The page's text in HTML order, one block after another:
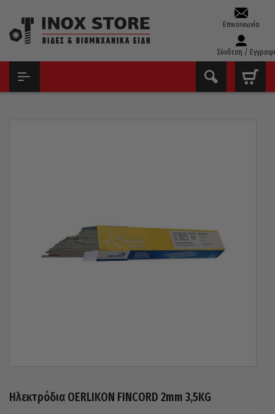
Επικοινωνία
Σύνδεση /
Ηλεκτρόδια OERLIKON FINCORD 2mm 3,5KG